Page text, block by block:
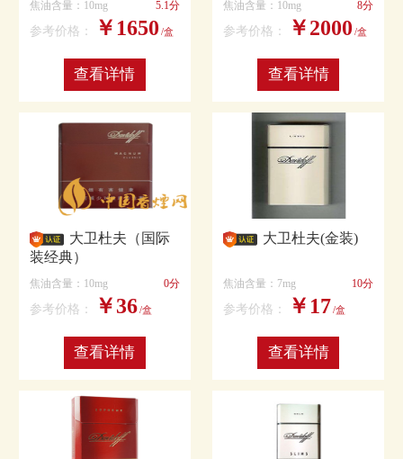
焦油含量：10mg 5.1分
参考价格： ￥1650 /盒
查看详情
焦油含量：10mg 8分
参考价格： ￥2000 /盒
查看详情
大卫杜夫（国际
装经典）
焦油含量：10mg 0分
参考价格： ￥36/盒
查看详情
大卫杜夫(金装)
焦油含量：7mg 10分
参考价格： ￥17/盒
查看详情